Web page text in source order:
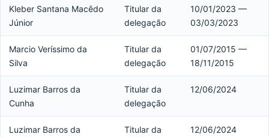
Kleber Santana Macêdo
Júnior
Titular da
delegação
10/01/2023 —
03/03/2023
Marcio Veríssimo da
Silva
Titular da
delegação
01/07/2015 —
18/11/2015
Luzimar Barros da
Cunha
Titular da
delegação
12/06/2024
Luzimar Barros da
Titular da
12/06/2024